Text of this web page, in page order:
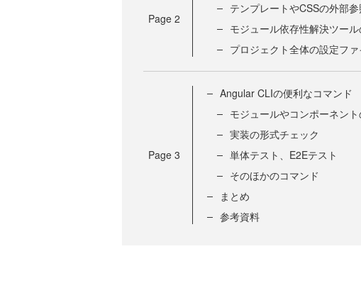
Page 2
テンプレートやCSSの外部参
モジュール依存性解決ツー
プロジェクト全体の設定フ
Page 3
Angular CLIの便利なコマンド
モジュールやコンポーネン
実装の形式チェック
単体テスト、E2Eテスト
そのほかのコマンド
まとめ
参考資料